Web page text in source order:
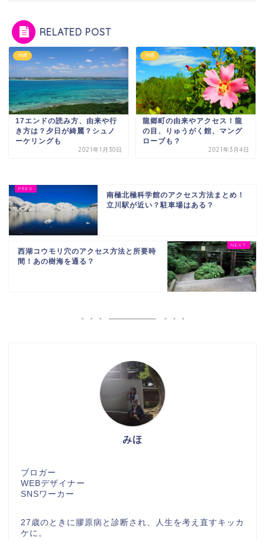
RELATED POST
沖縄
17エンドの読み方、由来や行
き方は？夕日が綺麗？シュノ
ーケリングも
2021年1月30日
沖縄
龍郷町の由来やアクセス！龍
の目、りゅうがく館、マング
ローブも？
2021年3月4日
南極北極科学館のアクセス方法まとめ！
立川駅が近い？駐車場はある？
西湖コウモリ穴のアクセス方法と所要時
間！あの樹海を通る？
みほ
ブロガー
WEBデザイナー
SNSワーカー
27歳のときに膠原病と診断され、人生を考え直すキッカ
ケに。